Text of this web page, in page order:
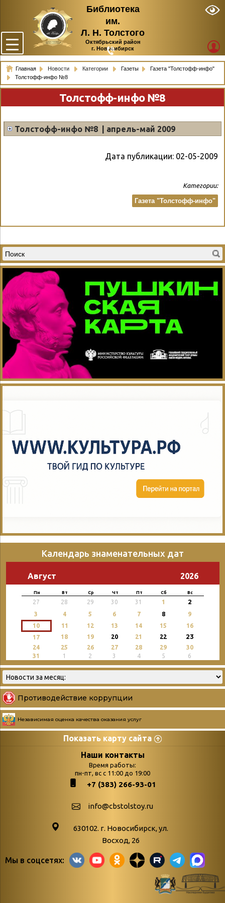
Библиотека
им.
Л. Н. Толстого
Октябрьский район
г. Новосибирск
Главная Новости Категории Газеты
Газета "Толстофф-инфо"
Толстофф-инфо №8
Толстофф-инфо №8
Толстофф-инфо №8 | апрель-май 2009
Дата публикации: 02-05-2009
Категории:
Газета "Толстофф-инфо"
Календарь знаменательных дат
Август 2026
Пн Вт Ср Чт Пт Сб Вс
27 28 29 30 31 1 2
3 4 5 6 7 8
9
10
11 12 13 14 15
16
17
18 19 20 21 22 23
24 25 26 27 28 29
30
31
1 2 3 4 5 6
Противодействие коррупции
Независимая оценка качества оказания услуг
Показать карту сайта
Страницы
podvedenie-itogov-festivalya-
paskhalnaya-palitra
Библионочь – как ярмарка точь-в-
поступлений
Война. Народ.
живые»
«Мне всё
снятся
Наши контакты
Время работы:
пн-пт, вс с 11:00 до 19:00
+7 (383) 266-93-01
info@cbstolstoy.ru
630102. г. Новосибирск, ул.
Восход, 26
Мы в соцсетях: